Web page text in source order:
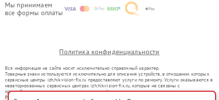
Мы принимаем
все формы оплаты
Политика конфиденциальности
Вся информация на сайте носит исключительно справочный характер.
Товарные знаки используются исключительно для описания устройств, в отношении которых
сервисные центры izh.hikvision-fix.ru предоставляют услуги по ремонту. Услуги оказываются в
неавторизованных сервисных центрах izh.hikvision-fix.ru, которые не связаны с
правообладателями товарных знаков или их официальными представителями.
Ремонт осуществляется для устройств, уже введенных в гражданский оборот в соответствии